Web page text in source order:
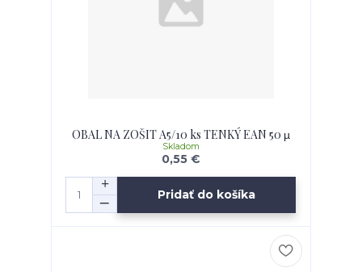
OBAL NA ZOŠIT A5/10 ks TENKÝ EAN 50 µ
0,55 €
Skladom
Pridať do košíka